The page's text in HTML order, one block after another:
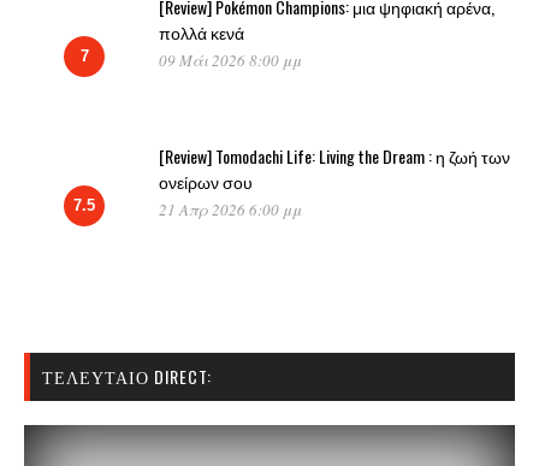
7
[Review] Pokémon Champions: μια ψηφιακή αρένα,
πολλά κενά
09 Μάι 2026 8:00 μμ
7.5
[Review] Tomodachi Life: Living the Dream : η ζωή των
ονείρων σου
21 Απρ 2026 6:00 μμ
ΤΕΛΕΥΤΑΊΟ DIRECT: